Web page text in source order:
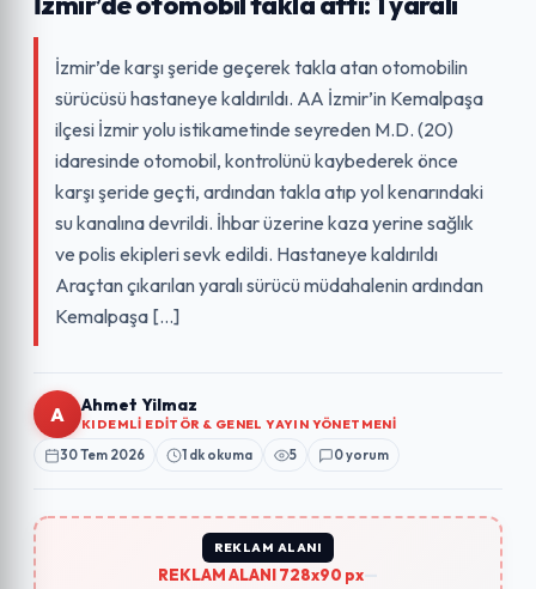
İzmir’de karşı şeride geçerek takla atan otomobilin
sürücüsü hastaneye kaldırıldı. AA İzmir’in Kemalpaşa
ilçesi İzmir yolu istikametinde seyreden M.D. (20)
idaresinde otomobil, kontrolünü kaybederek önce
karşı şeride geçti, ardından takla atıp yol kenarındaki
su kanalına devrildi. İhbar üzerine kaza yerine sağlık
ve polis ekipleri sevk edildi. Hastaneye kaldırıldı
Araçtan çıkarılan yaralı sürücü müdahalenin ardından
Kemalpaşa […]
A Ahmet Yilmaz
KIDEMLI EDITÖR & GENEL YAYIN YÖNETMENI
30 Tem 2026 1 dk okuma 5 0 yorum
REKLAM ALANI
REKLAM ALANI 728x90 px